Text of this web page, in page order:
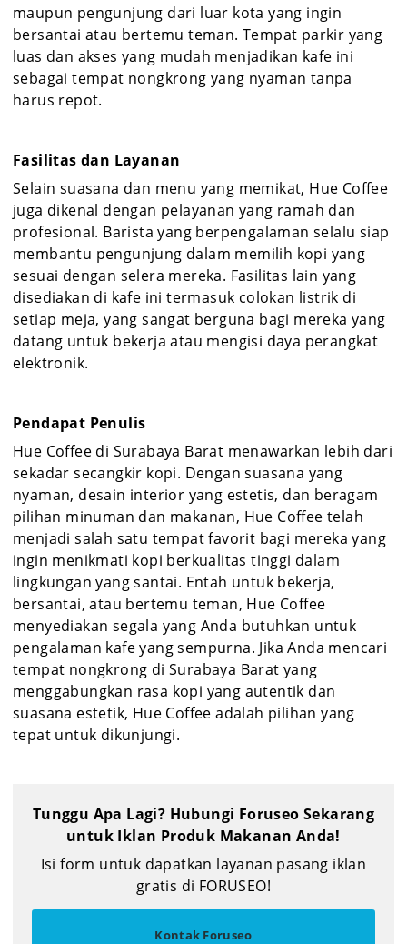
maupun pengunjung dari luar kota yang ingin
bersantai atau bertemu teman. Tempat parkir yang
luas dan akses yang mudah menjadikan kafe ini
sebagai tempat nongkrong yang nyaman tanpa
harus repot.
Fasilitas dan Layanan
Selain suasana dan menu yang memikat, Hue Coffee
juga dikenal dengan pelayanan yang ramah dan
profesional. Barista yang berpengalaman selalu siap
membantu pengunjung dalam memilih kopi yang
sesuai dengan selera mereka. Fasilitas lain yang
disediakan di kafe ini termasuk colokan listrik di
setiap meja, yang sangat berguna bagi mereka yang
datang untuk bekerja atau mengisi daya perangkat
elektronik.
Pendapat Penulis
Hue Coffee di Surabaya Barat menawarkan lebih dari
sekadar secangkir kopi. Dengan suasana yang
nyaman, desain interior yang estetis, dan beragam
pilihan minuman dan makanan, Hue Coffee telah
menjadi salah satu tempat favorit bagi mereka yang
ingin menikmati kopi berkualitas tinggi dalam
lingkungan yang santai. Entah untuk bekerja,
bersantai, atau bertemu teman, Hue Coffee
menyediakan segala yang Anda butuhkan untuk
pengalaman kafe yang sempurna. Jika Anda mencari
tempat nongkrong di Surabaya Barat yang
menggabungkan rasa kopi yang autentik dan
suasana estetik, Hue Coffee adalah pilihan yang
tepat untuk dikunjungi.
Tunggu Apa Lagi? Hubungi Foruseo Sekarang
untuk Iklan Produk Makanan Anda!
Isi form untuk dapatkan layanan pasang iklan
gratis di FORUSEO!
Kontak Foruseo